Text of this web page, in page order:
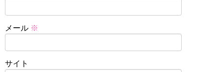
メール ※
サイト